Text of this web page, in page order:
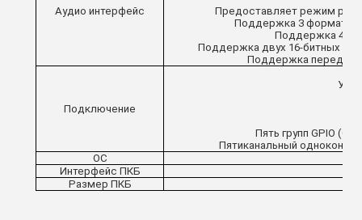
Аудио интерфейс
Предоставляет режим
Поддержка 3 формата
Поддержка 4
Поддержка двух 16-битных
Поддержка передачи
Подключение
Пять групп GPIO
Пятиканальный
ОС
Интерфейс ПКБ
Размер ПКБ